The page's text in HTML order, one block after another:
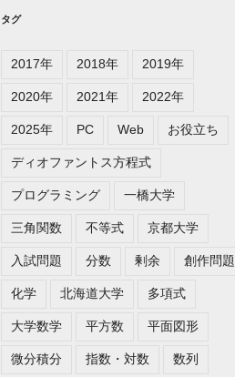
タグ
2017年 2018年 2019年
2020年 2021年 2022年
2025年 PC Web お役立ち
ディオファントス方程式
プログラミング 一橋大学
三角関数 不等式 京都大学
入試問題 分数 剰余 創作問題
化学 北海道大学 多項式
大学数学 平方数 平面図形
微分積分 指数・対数 数列